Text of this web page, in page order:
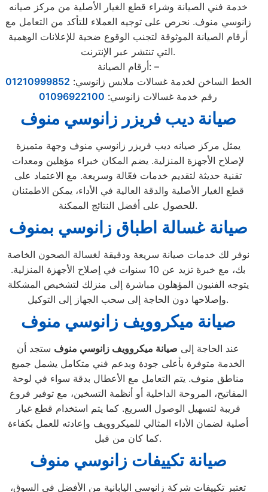
خدمة فني الصيانة وشراء قطع الغيار الأصلية من مركز صيانه
زانوسي منوف. نحرص على توجيه العملاء للتأكد من التعامل مع
أرقام الصيانة الموثوقة لتجنب الوقوع ضحية للإعلانات الوهمية
التي تنتشر عبر الإنترنت.
أرقام الصيانة: –
الخط الساخن لخدمة غسالات ملابس زانوسي: 01210999852
رقم خدمة غسالات زانوسي: 01096922100
صيانة ديب فريزر زانوسي منوف
يمثل مركز صيانه ديب فريزر زانوسي منوف وجهة متميزة
لإصلاح الأجهزة المنزلية. يضم المكان خبراء مؤهلين ومعدات
تقنية حديثة لتقديم خدمات فعّالة وسريعة. مع الاعتماد على
قطع الغيار الأصلية والدقة العالية في الأداء، يمكن الاطمئنان
للحصول على أفضل النتائج الممكنة.
صيانة غسالة اطباق زانوسي بمنوف
نوفر لك خدمات صيانة سريعة ودقيقة لغسالة الصحون الخاصة
بك، مع خبرة تزيد عن 10 سنوات في إصلاح الأجهزة المنزلية.
يتوجه الفنيون المؤهلون مباشرة إلى منزلك لتشخيص المشكلة
وإصلاحها دون الحاجة إلى سحب الجهاز إلى التوكيل.
صيانة ميكروويف زانوسي منوف
عند الحاجة إلى صيانة ميكروويف زانوسي منوف ستجد أن
الخدمة متوفرة بأعلى جودة وبدعم فني متكامل يشمل جميع
مناطق منوف. يتم التعامل مع الأعطال بدقة سواء في لوحة
المفاتيح، المروحة الداخلية أو أنظمة التسخين، مع توفير فروع
قريبة لتسهيل الوصول السريع. كما يتم استخدام قطع غيار
أصلية لضمان الأداء المثالي للميكروويف وإعادته للعمل بكفاءة
كما كان من قبل.
صيانة تكييفات زانوسي منوف
تعتبر تكييفات شركة زانوسي اليابانية من الأفضل في السوق،